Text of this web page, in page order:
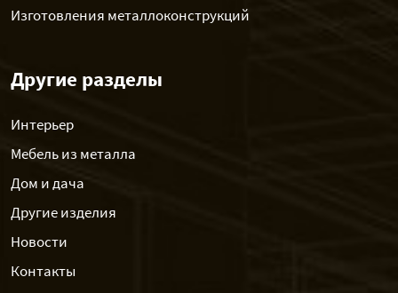
Изготовления металлоконструкций
Другие разделы
Интерьер
Мебель из металла
Дом и дача
Другие изделия
Новости
Контакты